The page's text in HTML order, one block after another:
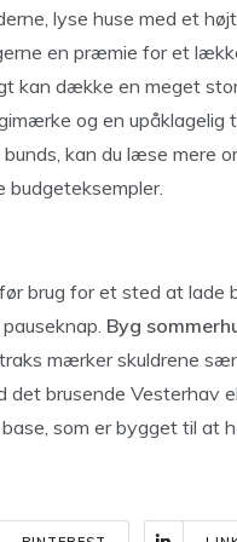
lyse huse med et
en præmie for et
dække en meget
og en upåklagelig
kan du læse mere
brug for et sted at lade
Byg
mærker skuldrene
brusende Vesterhav
som er bygget til at